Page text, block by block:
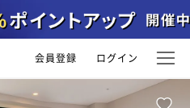
会員登録 ログイン